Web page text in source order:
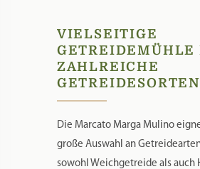
VIELSEITIGE
GETREIDEMÜHLE
ZAHLREICHE
GETREIDESORTEN
Die Marcato Marga Mulino
große Auswahl an
sowohl Weichgetreide als auch